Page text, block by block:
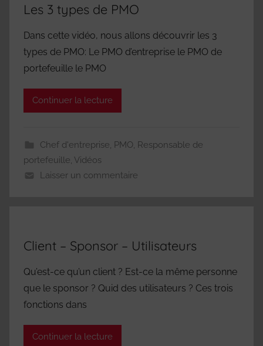
Les 3 types de PMO
Dans cette vidéo, nous allons découvrir les 3
types de PMO: Le PMO d’entreprise le PMO de
portefeuille le PMO
Continuer la lecture
Chef d'entreprise, PMO, Responsable de
portefeuille, Vidéos
Laisser un commentaire
Client – Sponsor – Utilisateurs
Qu’est-ce qu’un client ? Est-ce la même personne
que le sponsor ? Quid des utilisateurs ? Ces trois
fonctions dans
Continuer la lecture